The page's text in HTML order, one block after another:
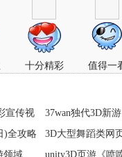
十分精彩 值得一
宣传视
37wan独代3D新
布
)全攻略
3D大型舞蹈类网
领域
unity3D页游《喷